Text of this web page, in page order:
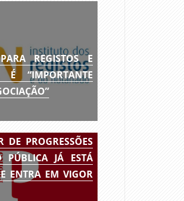
REGISTOS E
É “IMPORTANTE
DE PROGRESSÕES
PÚBLICA JÁ ESTÁ
ENTRA EM VIGOR